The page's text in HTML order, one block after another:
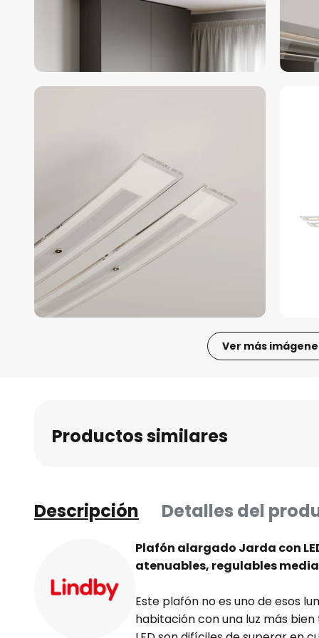
Ver más
Productos similares
Descripción Detalles del
Plafón alargado Jarda con
atenuables, regulables
Este plafón no es uno de esos
habitación con una luz más